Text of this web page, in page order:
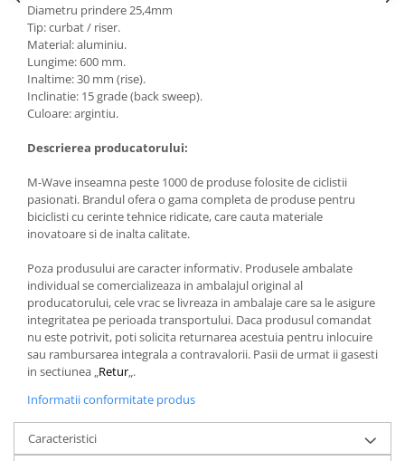
Diametru prindere 25,4mm
Tip: curbat / riser.
Material: aluminiu.
Lungime: 600 mm.
Inaltime: 30 mm (rise).
Inclinatie: 15 grade (back sweep).
Culoare: argintiu.
Descrierea producatorului:
M-Wave inseamna peste 1000 de produse folosite de ciclistii
pasionati. Brandul ofera o gama completa de produse pentru
biciclisti cu cerinte tehnice ridicate, care cauta materiale
inovatoare si de inalta calitate.
Poza produsului are caracter informativ. Produsele ambalate
individual se comercializeaza in ambalajul original al
producatorului, cele vrac se livreaza in ambalaje care sa le asigure
integritatea pe perioada transportului. Daca produsul comandat
nu este potrivit, poti solicita returnarea acestuia pentru inlocuire
sau rambursarea integrala a contravalorii. Pasii de urmat ii gasesti
in sectiunea „Retur„.
Informatii conformitate produs
Caracteristici